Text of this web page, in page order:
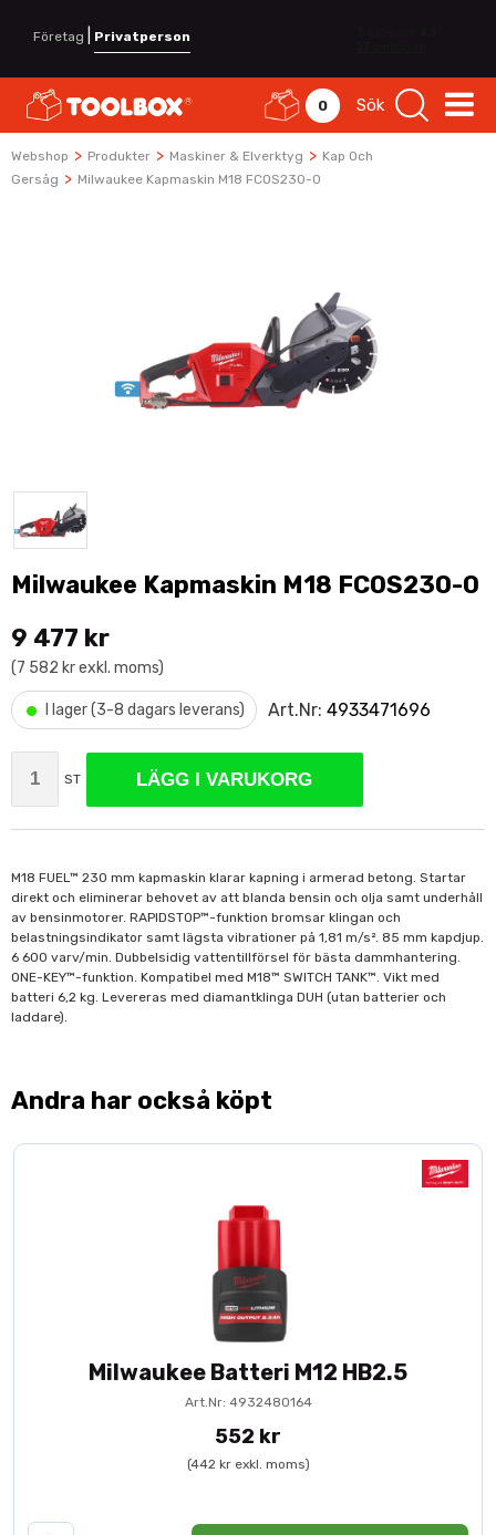
Företag Privatperson
0 Sök
Webshop > Produkter > Maskiner & Elverktyg > Kap Och
Gersåg > Milwaukee Kapmaskin M18 FCOS230-0
Milwaukee Kapmaskin M18 FCOS230-0
9 477 kr
(7 582 kr exkl. moms)
• I lager (3-8 dagars leverans) Art.Nr: 4933471696
ST LÄGG I VARUKORG
M18 FUEL™ 230 mm kapmaskin klarar kapning i armerad betong. Startar
direkt och eliminerar behovet av att blanda bensin och olja samt underhåll
av bensinmotorer. RAPIDSTOP™-funktion bromsar klingan och
belastningsindikator samt lägsta vibrationer på 1,81 m/s². 85 mm kapdjup.
6 600 varv/min. Dubbelsidig vattentillförsel för bästa dammhantering.
ONE-KEY™-funktion. Kompatibel med M18™ SWITCH TANK™. Vikt med
batteri 6,2 kg. Levereras med diamantklinga DUH (utan batterier och
laddare).
Andra har också köpt
Milwaukee Batteri M12 HB2.5
Art.Nr: 4932480164
552 kr
(442 kr exkl. moms)